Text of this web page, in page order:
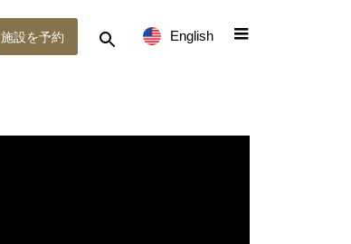
English
施設を予約